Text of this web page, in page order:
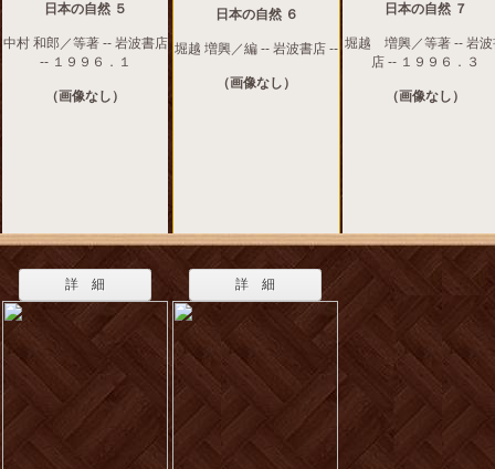
日本の自然 ５
中村 和郎／等著 -- 岩波書店
-- １９９６．１
（画像なし）
日本の自然 ６
堀越 増興／編 -- 岩波書店 --
（画像なし）
日本の自然 ７
堀越 増興／等著 -- 岩波
店 -- １９９６．３
（画像なし）
詳 細 詳 細